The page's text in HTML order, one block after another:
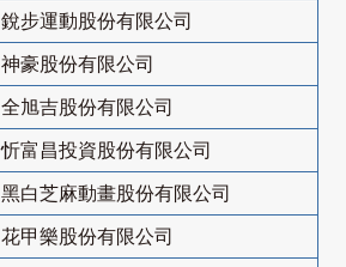
銳步運動股份有限公司
神豪股份有限公司
全旭吉股份有限公司
忻富昌投資股份有限公司
黑白芝麻動畫股份有限公司
花甲樂股份有限公司